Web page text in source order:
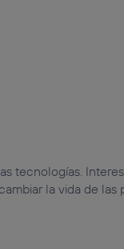
tecnologías.
la vida de las